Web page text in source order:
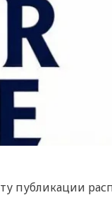
публикации